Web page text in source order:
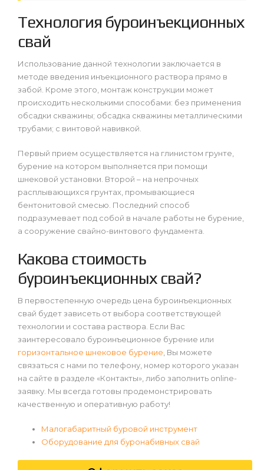
Технология буроинъекционных
свай
Использование данной технологии заключается в
методе введения инъекционного раствора прямо в
забой. Кроме этого, монтаж конструкции может
происходить несколькими способами: без применения
обсадки скважины; обсадка скважины металлическими
трубами; с винтовой навивкой.
Первый прием осуществляется на глинистом грунте,
бурение на котором выполняется при помощи
шнековой установки. Второй – на непрочных
расплывающихся грунтах, промывающиеся
бентонитовой смесью. Последний способ
подразумевает под собой в начале работы не бурение,
а сооружение свайно-винтового фундамента.
Какова стоимость
буроинъекционных свай?
В первостепенную очередь цена буроинъекционных
свай будет зависеть от выбора соответствующей
технологии и состава раствора. Если Вас
заинтересовало буроинъеционное бурение или
горизонтальное шнековое бурение , Вы можете
связаться с нами по телефону, номер которого указан
на сайте в разделе «Контакты», либо заполнить online-
заявку. Мы всегда готовы продемонстрировать
качественную и оперативную работу!
Малогабаритный буровой инструмент
Оборудование для буронабивных свай